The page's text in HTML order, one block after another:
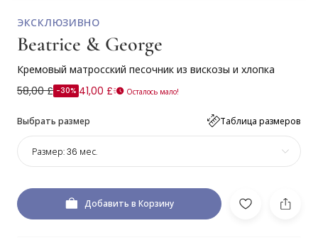
ЭКСКЛЮЗИВНО
Beatrice & George
Кремовый матросский песочник из вискозы и хлопка
58,00 £ -30% 41,00 £ Осталось мало!
Выбрать размер Таблица размеров
Размер:36 мес.
Добавить в Корзину